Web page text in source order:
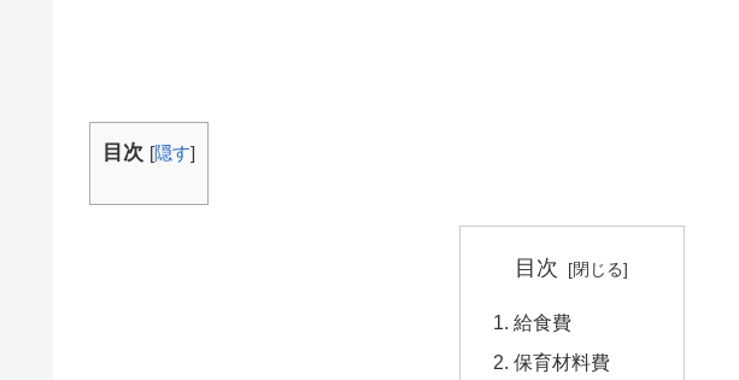
目次 [隠す]
目次
給食費
保育材料費